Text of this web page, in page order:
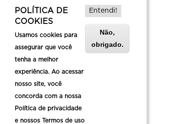
Sobre a Belotur
POLÍTICA DE
COOKIES
Usamos cookies para
assegurar que você
tenha a melhor
experiência. Ao acessar
nosso site, você
concorda com a nossa
Política de privacidade
e nossos Termos de uso
Entendi!
Não,
obrigado.